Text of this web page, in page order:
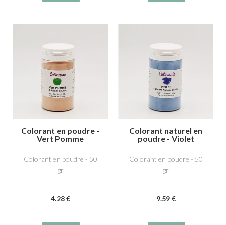
Colorant en poudre -
Vert Pomme
Colorant en poudre - 50
gr
4.28 €
Colorant naturel en
poudre - Violet
Colorant en poudre - 50
gr
9.59 €